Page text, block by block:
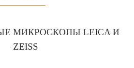
МИКРОСКОПЫ LEICA И
ZEISS